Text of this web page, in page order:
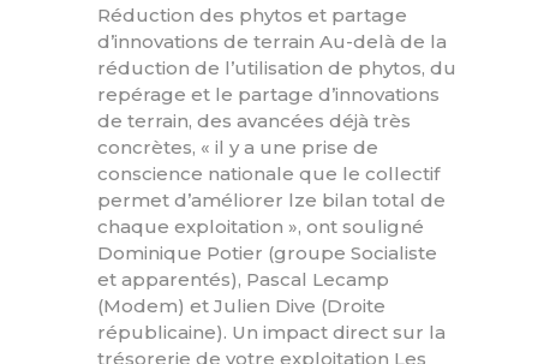
Réduction des phytos et partage
d’innovations de terrain Au-delà de la
réduction de l’utilisation de phytos, du
repérage et le partage d’innovations
de terrain, des avancées déjà très
concrètes, « il y a une prise de
conscience nationale que le collectif
permet d’améliorer lze bilan total de
chaque exploitation », ont souligné
Dominique Potier (groupe Socialiste
et apparentés), Pascal Lecamp
(Modem) et Julien Dive (Droite
républicaine). Un impact direct sur la
trésorerie de votre exploitation Les